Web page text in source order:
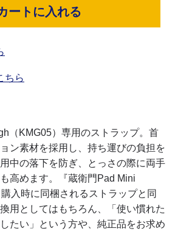
ートに入れる
ちら
（KMG05）専用のストラップ。首
ン素材を採用し、持ち運びの負担を
中の落下を防ぎ、とっさの際に両手
高めます。『蔵衛門Pad Mini
入時に同梱されるストラップと同
用としてはもちろん、「使い慣れた
たい」という方や、純正品をお求め